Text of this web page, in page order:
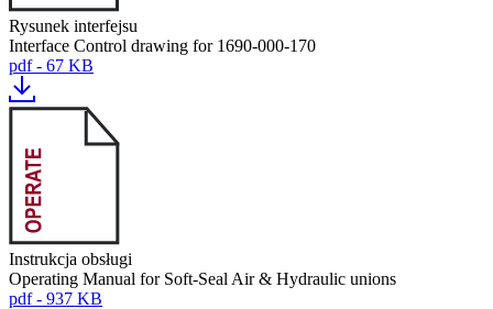
Rysunek interfejsu
Interface Control drawing for 1690-000-170
pdf - 67 KB
Instrukcja obsługi
Operating Manual for Soft-Seal Air & Hydraulic unions
pdf - 937 KB